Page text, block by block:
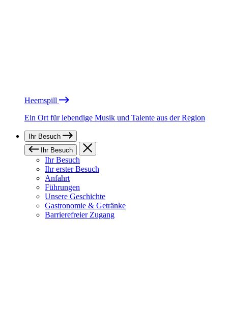
Heemspill
Ein Ort für lebendige Musik und Talente aus der Region
Ihr Besuch
Ihr Besuch
Ihr Besuch
Ihr erster Besuch
Anfahrt
Führungen
Unsere Geschichte
Gastronomie & Getränke
Barrierefreier Zugang